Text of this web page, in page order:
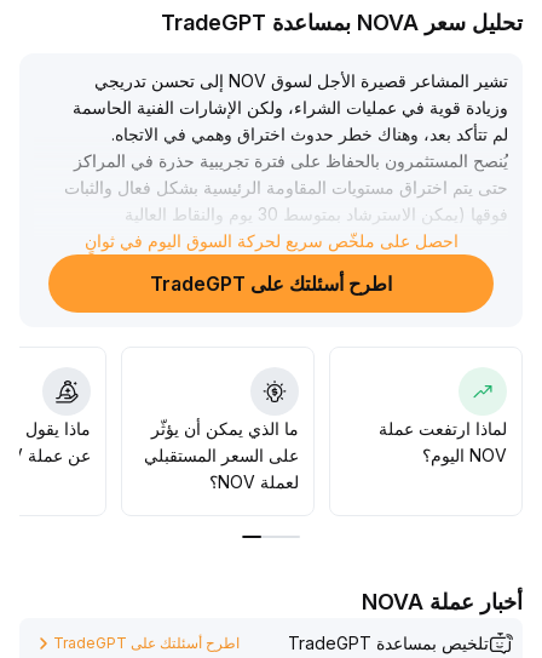
تحليل سعر NOVA بمساعدة TradeGPT
تشير المشاعر قصيرة الأجل لسوق NOV إلى تحسن تدريجي
وزيادة قوية في عمليات الشراء، ولكن الإشارات الفنية الحاسمة
لم تتأكد بعد، وهناك خطر حدوث اختراق وهمي في الاتجاه.
يُنصح المستثمرون بالحفاظ على فترة تجريبية حذرة في المراكز
حتى يتم اختراق مستويات المقاومة الرئيسية بشكل فعال والثبات
فوقها (يمكن الاسترشاد بمتوسط 30 يوم والنقاط العالية
الأخيرة)، مع التحكم الصارم في المخاطر وتحديد وقف الخسارة
تحت مستويات الدعم المهمة
بعد تحقق ارتفاع واضح في كل من الحجم والسعر وثبات الإغلاق
مرونة المراكز
احصل على ملخّص سريع لحركة السوق اليوم في ثوانٍ
اطرح أسئلتك على TradeGPT
لماذا ارتفعت عملة
NOV اليوم؟
ما الذي يمكن أن يؤثّر
على السعر المستقبلي
لعملة NOV؟
ماذا يقول
عن عملة NOV؟
أخبار عملة NOVA
تلخيص بمساعدة TradeGPT اطرح أسئلتك على TradeGPT